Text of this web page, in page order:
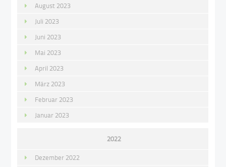
August 2023
Juli 2023
Juni 2023
Mai 2023
April 2023
März 2023
Februar 2023
Januar 2023
2022
Dezember 2022